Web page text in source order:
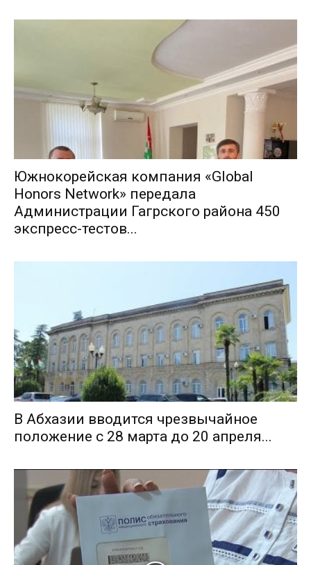
Южнокорейская компания «Global
Honors Network» передала
Администрации Гагрского района 450
экспресс-тестов...
В Абхазии вводится чрезвычайное
положение с 28 марта до 20 апреля...